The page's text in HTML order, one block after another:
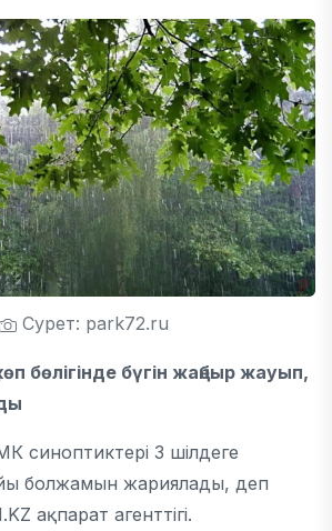
Сурет: park72.ru
бөлігінде бүгін жаңбыр жауып,
синоптиктері 3 шілдеге
болжамын жариялады, деп
ақпарат агенттігі.